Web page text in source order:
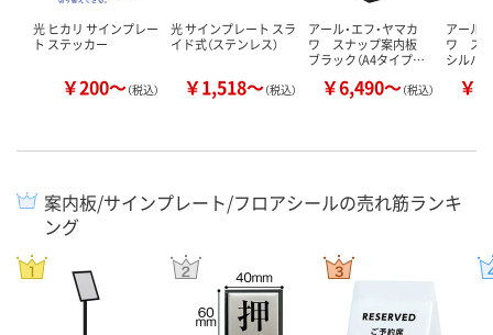
光 ヒカリ サインプレー
ト ステッカー
￥200～（税込）
光 サインプレート スラ
イド式（ステンレス）
￥1,518～（税込）
アール・エフ・ヤマカ
ワ スナップ案内板
ブラック（A4タイプ…
￥6,490～（税込）
アール
ワ ス
シルバ
￥
案内板/サインプレート/フロアシールの売れ筋ランキ
ング